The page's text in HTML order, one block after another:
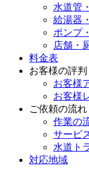
水道管
給湯器
ポンプ
店舗・
料金表
お客様の評判
お客様
お客様
ご依頼の流れ
作業の
サービ
水道ト
対応地域